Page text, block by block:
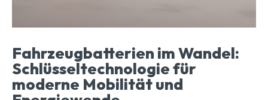
Fahrzeugbatterien im Wandel:
Schlüsseltechnologie für
moderne Mobilität und